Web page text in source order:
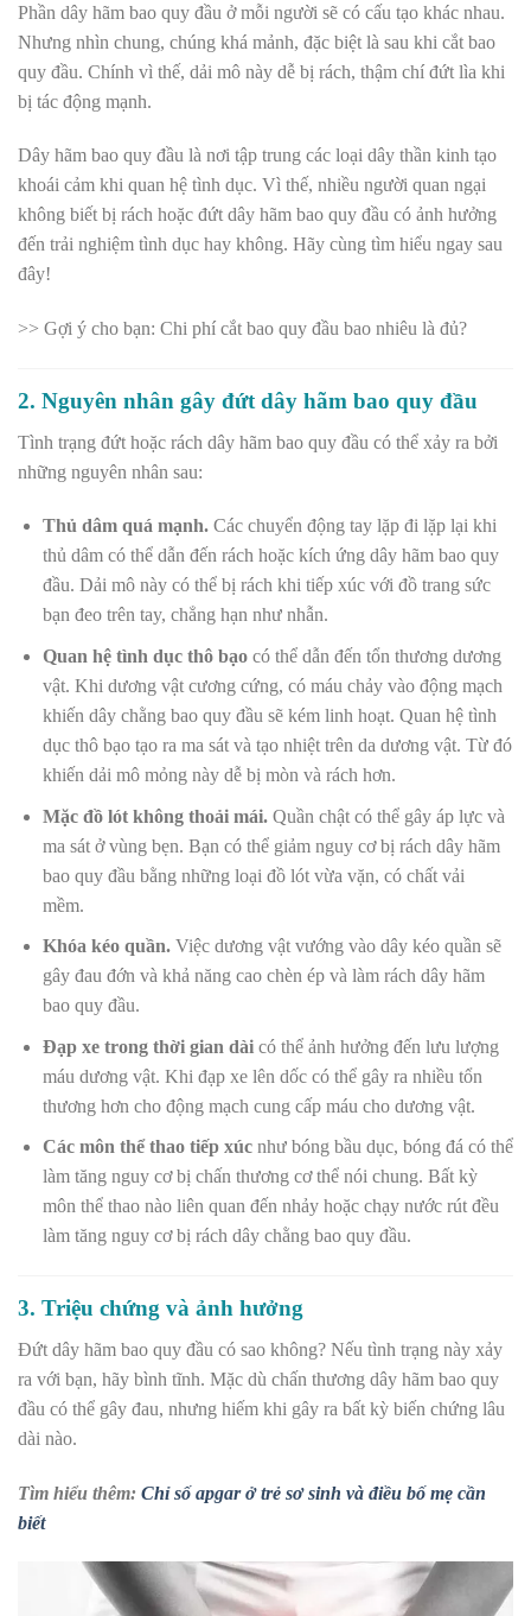
Phần dây hãm bao quy đầu ở mỗi người sẽ có cấu tạo khác nhau.
Nhưng nhìn chung, chúng khá mảnh, đặc biệt là sau khi cắt bao
quy đầu. Chính vì thế, dải mô này dễ bị rách, thậm chí đứt lìa khi
bị tác động mạnh.
Dây hãm bao quy đầu là nơi tập trung các loại dây thần kinh tạo
khoái cảm khi quan hệ tình dục. Vì thế, nhiều người quan ngại
không biết bị rách hoặc đứt dây hãm bao quy đầu có ảnh hưởng
đến trải nghiệm tình dục hay không. Hãy cùng tìm hiểu ngay sau
đây!
>> Gợi ý cho bạn: Chi phí cắt bao quy đầu bao nhiêu là đủ?
2. Nguyên nhân gây đứt dây hãm bao quy đầu
Tình trạng đứt hoặc rách dây hãm bao quy đầu có thể xảy ra bởi
những nguyên nhân sau:
Thủ dâm quá mạnh.Các chuyển động tay lặp đi lặp lại khi
thủ dâmcó thể dẫn đến rách hoặc kích ứng dây hãm bao quy
đầu. Dải mô này có thể bị rách khi tiếp xúc với đồ trang sức
bạn đeo trên tay, chẳng hạn như nhẫn.
Quan hệ tình dục thô bạocó thể dẫn đến tổn thương dương
vật. Khi dương vật cương cứng, có máu chảy vào động mạch
khiến dây chằng bao quy đầu sẽ kém linh hoạt. Quan hệ tình
dục thô bạo tạo ra ma sát và tạo nhiệt trên da dương vật. Từ đó
khiến dải mô mỏng này dễ bị mòn và rách hơn.
Mặc đồ lót không thoải mái.Quần chật có thể gây áp lực và
ma sát ở vùng bẹn. Bạn có thể giảm nguy cơ bị rách dây hãm
bao quy đầu bằng những loại đồ lót vừa vặn, có chất vải
mềm.
Khóa kéo quần. Việc dương vật vướng vào dây kéo quần sẽ
gây đau đớn và khả năng cao chèn ép và làm rách dây hãm
bao quy đầu.
Đạp xe trong thời gian dài có thể ảnh hưởng đến lưu lượng
máu dương vật. Khi đạp xe lên dốc có thể gây ra nhiều tổn
thương hơn cho động mạch cung cấp máu cho dương vật.
Các môn thể thao tiếp xúc như bóng bầu dục, bóng đá có thể
làm tăng nguy cơ bị chấn thương cơ thể nói chung. Bất kỳ
môn thể thao nào liên quan đến nhảy hoặc chạy nước rút đều
làm tăng nguy cơ bị rách dây chằng bao quy đầu.
3. Triệu chứng và ảnh hưởng
Đứt dây hãm bao quy đầu có sao không? Nếu tình trạng này xảy
ra với bạn, hãy bình tĩnh. Mặc dù chấn thương dây hãm bao quy
đầu có thể gây đau, nhưng hiếm khi gây ra bất kỳ biến chứng lâu
dài nào.
Tìm hiểu thêm: Chỉ số apgar ở trẻ sơ sinh và điều bố mẹ cần
biết